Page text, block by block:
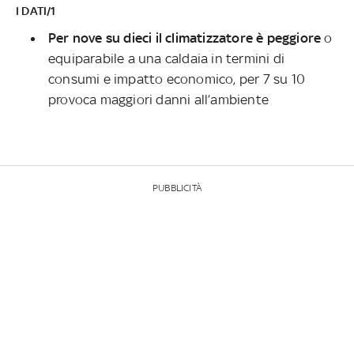
I DATI/1
Per nove su dieci il climatizzatore è peggiore o
equiparabile a una caldaia in termini di
consumi e impatto economico, per 7 su 10
provoca maggiori danni all’ambiente
PUBBLICITÀ